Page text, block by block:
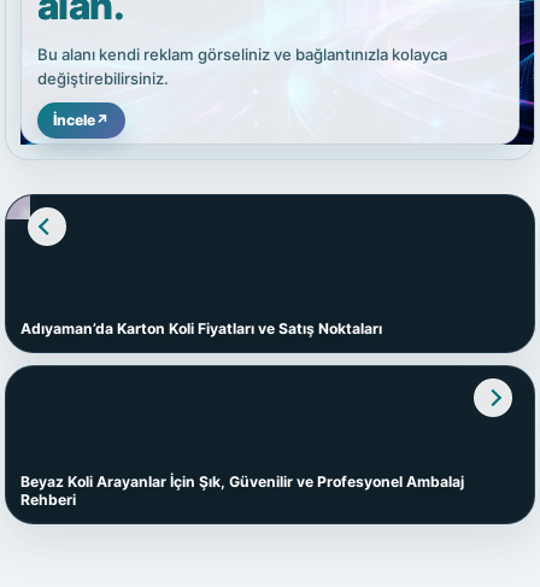
Bu alanı kendi reklam görseliniz ve bağlantınızla kolayca
değiştirebilirsiniz.
İncele↗
Adıyaman’da Karton Koli Fiyatları ve Satış Noktaları
Beyaz Koli Arayanlar İçin Şık, Güvenilir ve Profesyonel Ambalaj
Rehberi